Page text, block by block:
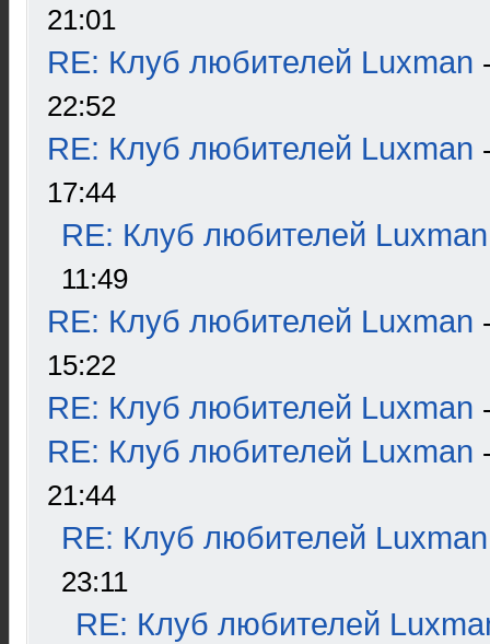
21:01
RE: Клуб любителей Luxman
22:52
RE: Клуб любителей Luxman
17:44
RE: Клуб любителей Luxman
11:49
RE: Клуб любителей Luxman
15:22
RE: Клуб любителей Luxman
RE: Клуб любителей Luxman
21:44
RE: Клуб любителей Luxman
23:11
RE: Клуб любителей